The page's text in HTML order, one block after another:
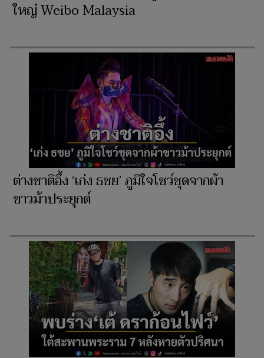
ใหญ่ Weibo Malaysia
ต่างชาติอึ้ง ‘เก่ง ธชย’ ภูมิใจโชว์ชุดจากผ้า
ขาวม้าประยุกต์